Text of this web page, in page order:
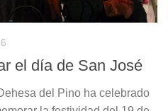
el día de San José
del Pino ha celebrado